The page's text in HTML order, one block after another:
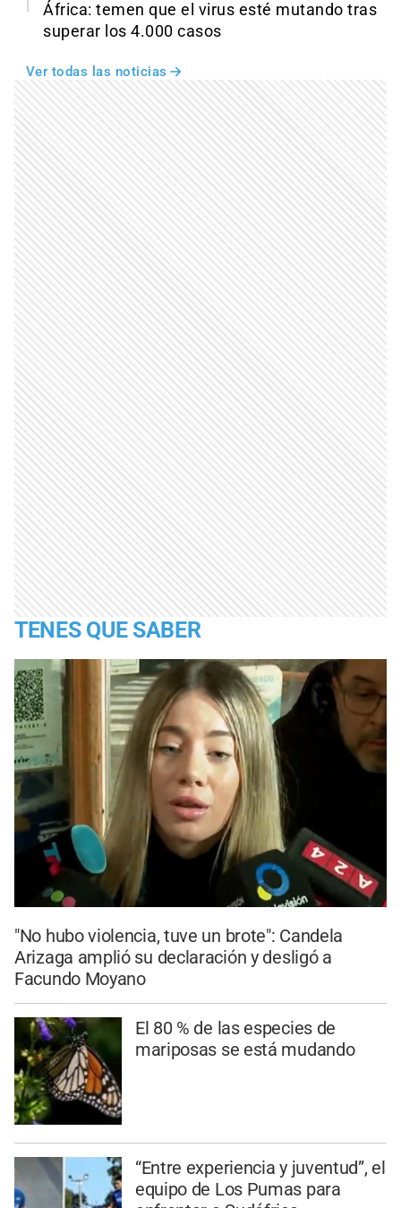
África: temen que el virus esté mutando tras
superar los 4.000 casos
Ver todas las noticias
TENES QUE SABER
"No hubo violencia, tuve un brote": Candela
Arizaga amplió su declaración y desligó a
Facundo Moyano
El 80 % de las especies de
mariposas se está mudando
“Entre experiencia y juventud”, el
equipo de Los Pumas para